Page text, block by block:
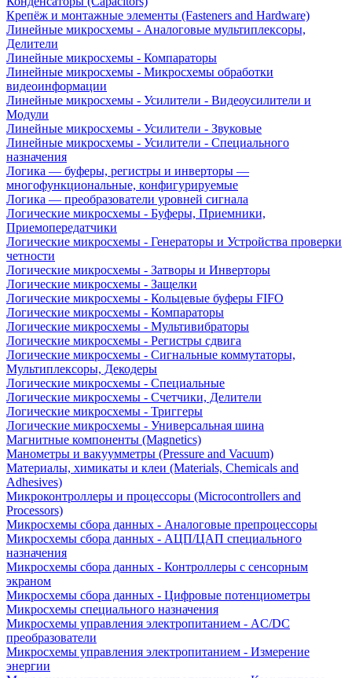
Крепёж и монтажные элементы (Fasteners and Hardware)
Линейные микросхемы - Аналоговые мультиплексоры,
Делители
Линейные микросхемы - Компараторы
Линейные микросхемы - Микросхемы обработки
видеоинформации
Линейные микросхемы - Усилители - Видеоусилители и
Модули
Линейные микросхемы - Усилители - Звуковые
Линейные микросхемы - Усилители - Специального
назначения
Логика — буферы, регистры и инверторы —
многофункциональные, конфигурируемые
Логика — преобразователи уровней сигнала
Логические микросхемы - Буферы, Приемники,
Приемопередатчики
Логические микросхемы - Генераторы и Устройства проверки
четности
Логические микросхемы - Затворы и Инверторы
Логические микросхемы - Защелки
Логические микросхемы - Кольцевые буферы FIFO
Логические микросхемы - Компараторы
Логические микросхемы - Мультивибраторы
Логические микросхемы - Регистры сдвига
Логические микросхемы - Сигнальные коммутаторы,
Мультиплексоры, Декодеры
Логические микросхемы - Специальные
Логические микросхемы - Счетчики, Делители
Логические микросхемы - Триггеры
Логические микросхемы - Универсальная шина
Магнитные компоненты (Magnetics)
Манометры и вакуумметры (Pressure and Vacuum)
Материалы, химикаты и клеи (Materials, Chemicals and
Adhesives)
Микроконтроллеры и процессоры (Microcontrollers and
Processors)
Микросхемы сбора данных - Аналоговые препроцессоры
Микросхемы сбора данных - АЦП/ЦАП специального
назначения
Микросхемы сбора данных - Контроллеры с сенсорным
экраном
Микросхемы сбора данных - Цифровые потенциометры
Микросхемы специального назначения
Микросхемы управления электропитанием - AC/DC
преобразователи
Микросхемы управления электропитанием - Измерение
энергии